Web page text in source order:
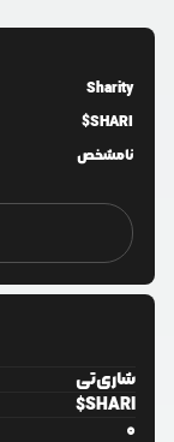
Sharity
$SHARI
نامشخص
شاری‌تی
$SHARI
0